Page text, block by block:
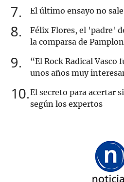
7 El último ensayo no
8
Félix Flores, el 'padre'
la comparsa de
9
“El Rock Radical Vasco
unos años muy
10 El secreto para acertar
según los expertos